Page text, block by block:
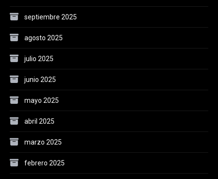
septiembre 2025
agosto 2025
julio 2025
junio 2025
mayo 2025
abril 2025
marzo 2025
febrero 2025